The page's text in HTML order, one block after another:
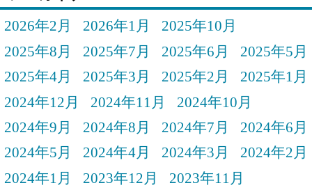
2026年2月
2026年1月
2025年10月
2025年8月
2025年7月 2025年6月
2025年5月
2025年4月
2025年3月 2025年2月
2025年1月
2024年12月
2024年11月
2024年10月
2024年9月
2024年8月 2024年7月
2024年6月
2024年5月
2024年4月 2024年3月
2024年2月
2024年1月
2023年12月
2023年11月